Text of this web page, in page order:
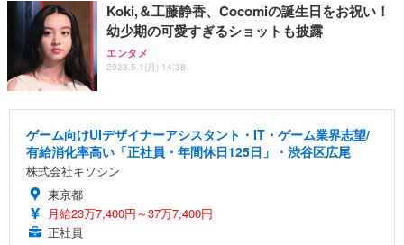
Koki,＆工藤静香、Cocomiの誕生日をお祝い！
幼少期の可愛すぎるショットも披露
エンタメ
2023.5.1(月) 14:38
ゲーム向けUIデザイナーアシスタント・IT・ゲーム業界志望/
有給消化率高い「正社員・年間休日125日」・渋谷区広尾
株式会社キソシン
東京都
月給23万7,400円～37万7,400円
正社員